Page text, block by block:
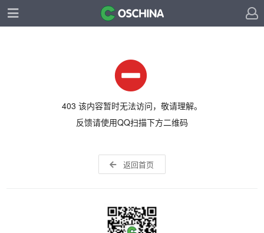
403 该内容暂时无法访问，敬请理解。
反馈请使用QQ扫描下方二维码
返回首页